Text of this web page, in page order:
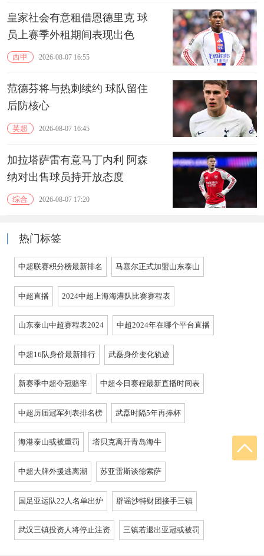
皇家社会有意租借恩德里克 球
员上赛季外租期间表现出色
西甲 2026-08-07 16:55
范德芬将与热刺续约 球队留住
后防核心
英超 2026-08-07 16:45
加拉塔萨雷有意马丁内利 阿森
纳对出售球员持开放态度
综合 2026-08-07 17:20
热门标签
中超联赛积分榜最新排名 马塞尔正式加盟山东泰山
中超直播 2024中超上海海港队比赛赛程表
山东泰山中超赛程表2024 中超2024年在哪个平台直播
中超16队身价最新排行 武磊身价变化轨迹
新赛季中超夺冠赔率 中超今日赛程最新直播时间表
中超历届冠军列表排名榜 武磊时隔5年再捧杯
海港泰山或被重罚 塔贝克离开青岛海牛
中超大牌外援逃离潮 苏亚雷斯谈德索萨
国足亚运队22人名单出炉 辟谣沙特财团接手三镇
武汉三镇投资人将停止注资 三镇若退出亚冠或被罚